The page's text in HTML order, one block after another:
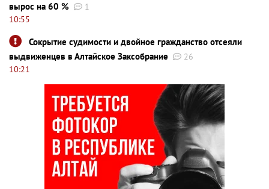
вырос на 60 %
1
10:55
Сокрытие судимости и двойное гражданство отсеяли
выдвиженцев в Алтайское Заксобрание
26
10:21